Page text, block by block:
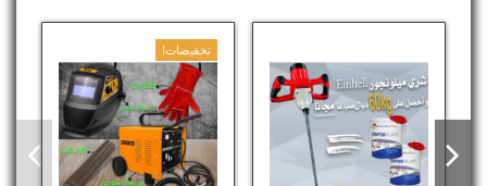
تخفيضات!